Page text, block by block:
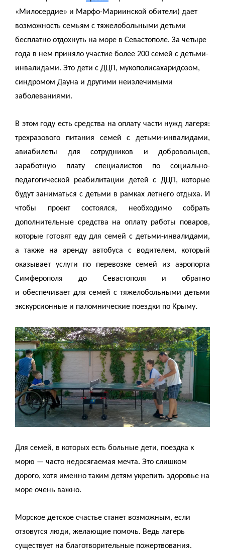
«Милосердие» и Марфо-Мариинской обители) дает
возможность семьям с тяжелобольными детьми
бесплатно отдохнуть на море в Севастополе. За четыре
года в нем приняло участие более 200 семей с детьми-
инвалидами. Это дети с ДЦП, мукополисахаридозом,
синдромом Дауна и другими неизлечимыми
заболеваниями.
В этом году есть средства на оплату части нужд лагеря:
трехразового питания семей с детьми-инвалидами,
авиабилеты для сотрудников и добровольцев,
заработную плату специалистов по социально-
педагогической реабилитации детей с ДЦП, которые
будут заниматься с детьми в рамках летнего отдыха. И
чтобы проект состоялся, необходимо собрать
дополнительные средства на оплату работы поваров,
которые готовят еду для семей с детьми-инвалидами,
а также на аренду автобуса с водителем, который
оказывает услуги по перевозке семей из аэропорта
Симферополя до Севастополя и обратно
и обеспечивает для семей с тяжелобольными детьми
экскурсионные и паломнические поездки по Крыму.
Для семей, в которых есть больные дети, поездка к
морю — часто недосягаемая мечта. Это слишком
дорого, хотя именно таким детям укрепить здоровье на
море очень важно.
Морское детское счастье станет возможным, если
отзовутся люди, желающие помочь. Ведь лагерь
существует на благотворительные пожертвования.